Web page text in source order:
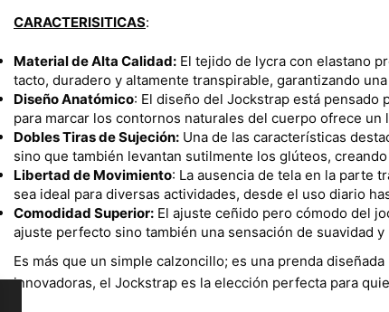
CARACTERISITICAS:
Material de Alta Calidad: El tejido de lycra con elastano
tacto, duradero y altamente transpirable, garantizando
Diseño Anatómico: El diseño del Jockstrap está pensado
para marcar los contornos naturales del cuerpo ofrece un
Dobles Tiras de Sujeción: Una de las características
sino que también levantan sutilmente los glúteos,
Libertad de Movimiento: La ausencia de tela en la parte
sea ideal para diversas actividades, desde el uso diario
Comodidad Superior: El ajuste ceñido pero cómodo del
ajuste perfecto sino también una sensación de suavidad
Es más que un simple calzoncillo; es una prenda
innovadoras, el Jockstrap es la elección perfecta para